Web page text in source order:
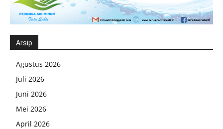
Arsip
Agustus 2026
Juli 2026
Juni 2026
Mei 2026
April 2026